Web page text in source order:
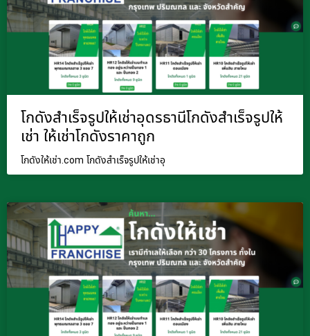
โกดังสำเร็จรูปให้เช่าอุดรธานีโกดังสำเร็จรูปให้
เช่า ให้เช่าโกดังราคาถูก
โกดังให้เช่า.com โกดังสำเร็จรูปให้เช่าอุ